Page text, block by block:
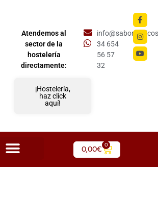
Atendemos al
sector de la
hostelería
directamente:
¡Hostelería,
haz click
aquí!
34 654
56 57
32
0,00€ 0